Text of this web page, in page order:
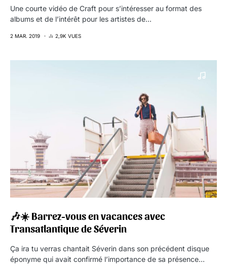
Une courte vidéo de Craft pour s’intéresser au format des
albums et de l’intérêt pour les artistes de…
2 MAR. 2019 2,9K VUES
🎶☀️ Barrez-vous en vacances avec
Transatlantique de Séverin
Ça ira tu verras chantait Séverin dans son précédent disque
éponyme qui avait confirmé l’importance de sa présence…